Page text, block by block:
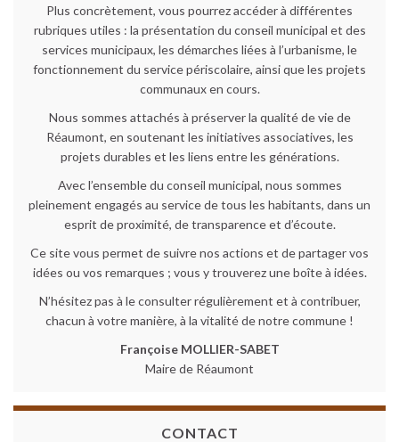
Plus concrètement, vous pourrez accéder à différentes
rubriques utiles : la présentation du conseil municipal et des
services municipaux, les démarches liées à l’urbanisme, le
fonctionnement du service périscolaire, ainsi que les projets
communaux en cours.
Nous sommes attachés à préserver la qualité de vie de
Réaumont, en soutenant les initiatives associatives, les
projets durables et les liens entre les générations.
Avec l’ensemble du conseil municipal, nous sommes
pleinement engagés au service de tous les habitants, dans un
esprit de proximité, de transparence et d’écoute.
Ce site vous permet de suivre nos actions et de partager vos
idées ou vos remarques ; vous y trouverez une boîte à idées.
N’hésitez pas à le consulter régulièrement et à contribuer,
chacun à votre manière, à la vitalité de notre commune !
Françoise MOLLIER-SABET
Maire de Réaumont
CONTACT